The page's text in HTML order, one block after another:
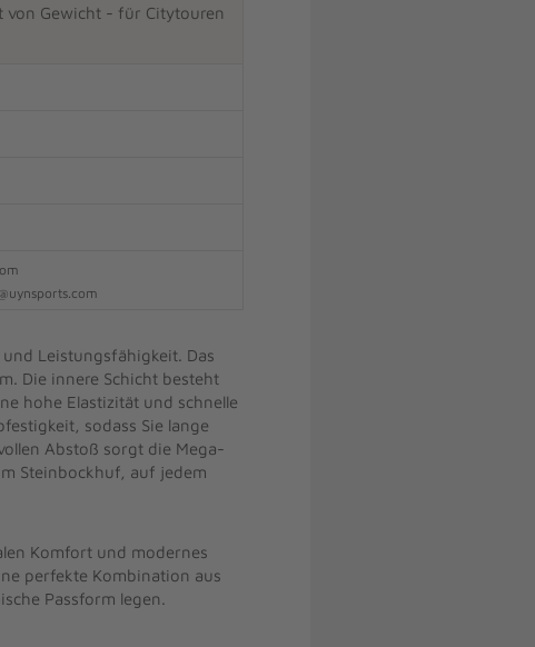
Gewicht - für Citytouren
Leistungsfähigkeit. Das
Die innere Schicht besteht
hohe Elastizität und schnelle
sodass Sie lange
Abstoß sorgt die Mega-
Steinbockhuf, auf jedem
Komfort und modernes
perfekte Kombination aus
Passform legen.